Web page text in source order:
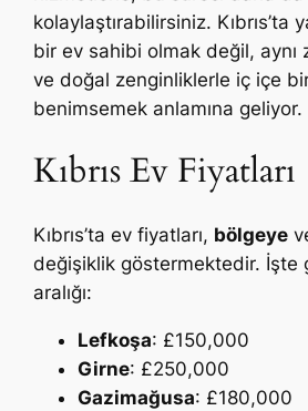
kolaylaştırabilirsiniz. Kıbrıs’ta
bir ev sahibi olmak değil, aynı
ve doğal zenginliklerle iç içe bir
benimsemek anlamına geliyor.
Kıbrıs Ev Fiyatları
Kıbrıs’ta ev fiyatları, bölgeye
değişiklik göstermektedir. İşte
aralığı:
Lefkoşa: £150,000
Girne: £250,000
Gazimağusa: £180,000